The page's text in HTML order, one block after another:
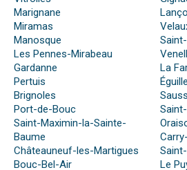
Marignane
Miramas
Manosque
Les Pennes-Mirabeau
Gardanne
Pertuis
Brignoles
Port-de-Bouc
Saint-Maximin-la-Sainte-
Baume
Châteauneuf-les-Martigues
Bouc-Bel-Air
La
Le